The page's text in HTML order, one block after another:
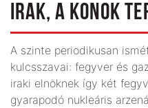
IRAK, A KONOK
A szinte periodikusan
kulcsszavai: fegyver és
iraki elnöknek így két
gyarapodó nukleáris